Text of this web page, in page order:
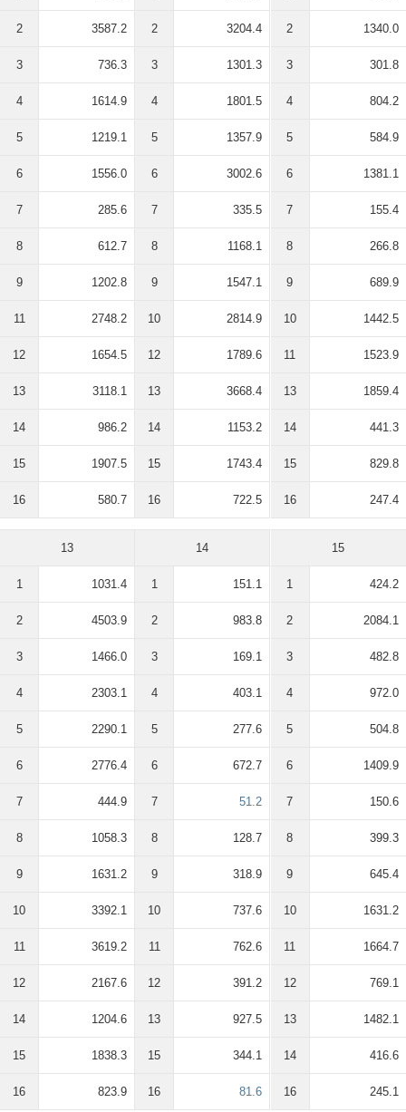
2 3587.2
3 736.3
4 1614.9
5 1219.1
6 1556.0
7 285.6
8 612.7
9 1202.8
11 2748.2
12 1654.5
13 3118.1
14 986.2
15 1907.5
16 580.7
2 3204.4
3 1301.3
4 1801.5
5 1357.9
6 3002.6
7 335.5
8 1168.1
9 1547.1
10 2814.9
12 1789.6
13 3668.4
14 1153.2
15 1743.4
16 722.5
2 1340.0
3 301.8
4 804.2
5 584.9
6 1381.1
7 155.4
8 266.8
9 689.9
10 1442.5
11 1523.9
13 1859.4
14 441.3
15 829.8
16 247.4
13
1 1031.4
2 4503.9
3 1466.0
4 2303.1
5 2290.1
6 2776.4
7 444.9
8 1058.3
9 1631.2
10 3392.1
11 3619.2
12 2167.6
14 1204.6
15 1838.3
16 823.9
14
1 151.1
2 983.8
3 169.1
4 403.1
5 277.6
6 672.7
7 51.2
8 128.7
9 318.9
10 737.6
11 762.6
12 391.2
13 927.5
15 344.1
16 81.6
15
1 424.2
2 2084.1
3 482.8
4 972.0
5 504.8
6 1409.9
7 150.6
8 399.3
9 645.4
10 1631.2
11 1664.7
12 769.1
13 1482.1
14 416.6
16 245.1